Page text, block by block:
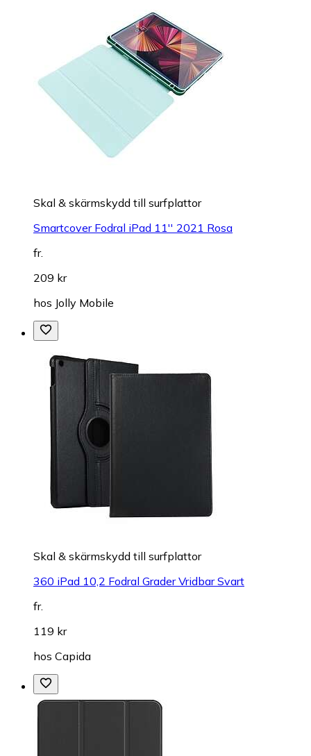
Skal & skärmskydd till surfplattor
Smartcover Fodral iPad 11'' 2021 Rosa
fr.
209 kr
hos Jolly Mobile
Skal & skärmskydd till surfplattor
360 iPad 10,2 Fodral Grader Vridbar Svart
fr.
119 kr
hos Capida